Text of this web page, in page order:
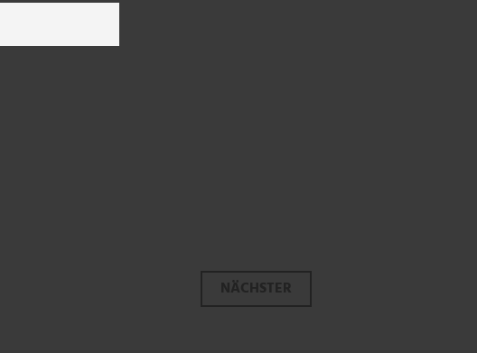
NÄCHSTER